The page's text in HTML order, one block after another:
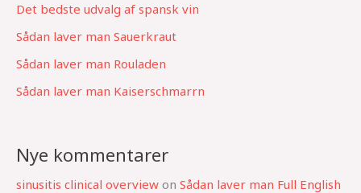
Det bedste udvalg af spansk vin
Sådan laver man Sauerkraut
Sådan laver man Rouladen
Sådan laver man Kaiserschmarrn
Nye kommentarer
sinusitis clinical overview on Sådan laver man Full English